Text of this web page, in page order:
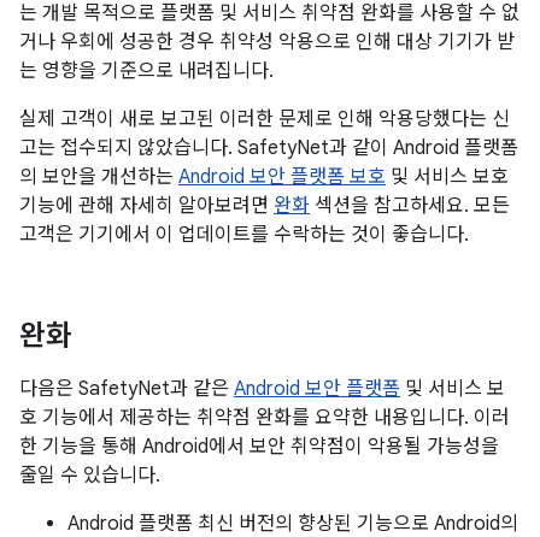
는 개발 목적으로 플랫폼 및 서비스 취약점 완화를 사용할 수 없
거나 우회에 성공한 경우 취약성 악용으로 인해 대상 기기가 받
는 영향을 기준으로 내려집니다.
실제 고객이 새로 보고된 이러한 문제로 인해 악용당했다는 신
고는 접수되지 않았습니다. SafetyNet과 같이 Android 플랫폼
의 보안을 개선하는 Android 보안 플랫폼 보호 및 서비스 보호
기능에 관해 자세히 알아보려면 완화 섹션을 참고하세요. 모든
고객은 기기에서 이 업데이트를 수락하는 것이 좋습니다.
완화
다음은 SafetyNet과 같은 Android 보안 플랫폼 및 서비스 보
호 기능에서 제공하는 취약점 완화를 요약한 내용입니다. 이러
한 기능을 통해 Android에서 보안 취약점이 악용될 가능성을
줄일 수 있습니다.
Android 플랫폼 최신 버전의 향상된 기능으로 Android의